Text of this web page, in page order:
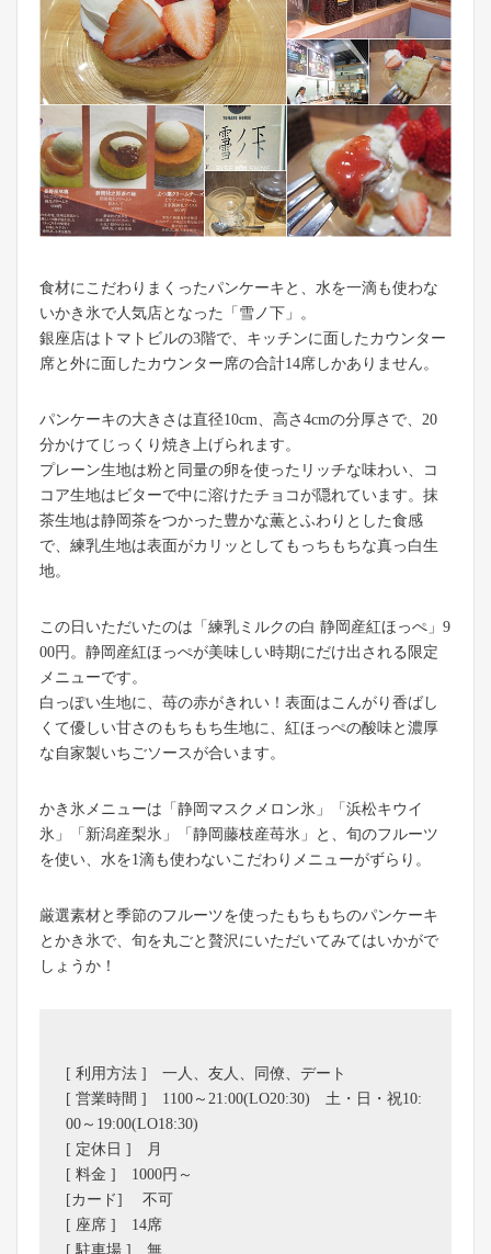
食材にこだわりまくったパンケーキと、水を一滴も使わな
いかき氷で人気店となった「雪ノ下」。
銀座店はトマトビルの3階で、キッチンに面したカウンター
席と外に面したカウンター席の合計14席しかありません。
パンケーキの大きさは直径10cm、高さ4cmの分厚さで、20
分かけてじっくり焼き上げられます。
プレーン生地は粉と同量の卵を使ったリッチな味わい、コ
コア生地はビターで中に溶けたチョコが隠れています。抹
茶生地は静岡茶をつかった豊かな薫とふわりとした食感
で、練乳生地は表面がカリッとしてもっちもちな真っ白生
地。
この日いただいたのは「練乳ミルクの白 静岡産紅ほっぺ」9
00円。静岡産紅ほっぺが美味しい時期にだけ出される限定
メニューです。
白っぽい生地に、苺の赤がきれい！表面はこんがり香ばし
くて優しい甘さのもちもち生地に、紅ほっぺの酸味と濃厚
な自家製いちごソースが合います。
かき氷メニューは「静岡マスクメロン氷」「浜松キウイ
氷」「新潟産梨氷」「静岡藤枝産苺氷」と、旬のフルーツ
を使い、水を1滴も使わないこだわりメニューがずらり。
厳選素材と季節のフルーツを使ったもちもちのパンケーキ
とかき氷で、旬を丸ごと贅沢にいただいてみてはいかがで
しょうか！
[ 利用方法 ] 一人、友人、同僚、デート
[ 営業時間 ] 1100～21:00(LO20:30) 土・日・祝10:
00～19:00(LO18:30)
[ 定休日 ] 月
[ 料金 ] 1000円～
[カード] 不可
[ 座席 ] 14席
[ 駐車場 ] 無